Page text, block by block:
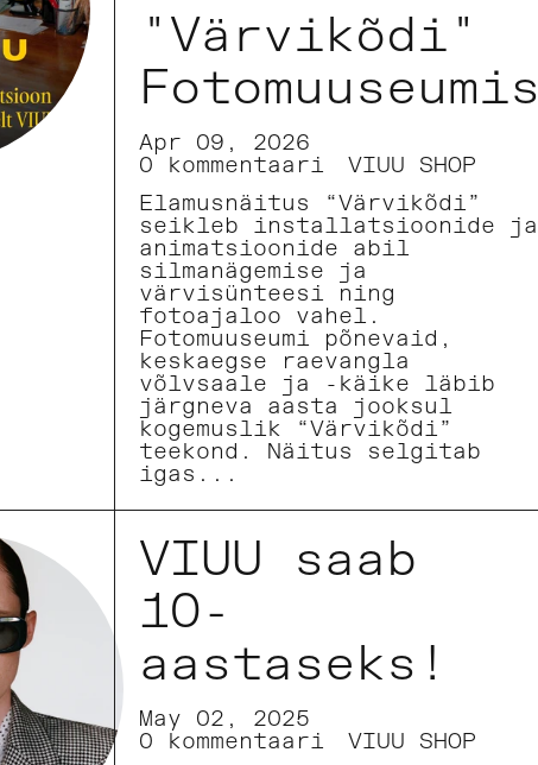
"Värvikõdi"
Fotomuuseumis
Apr 09, 2026
0 kommentaari
VIUU SHOP
Elamusnäitus “Värvikõdi”
seikleb installatsioonide ja
animatsioonide abil
silmanägemise ja
värvisünteesi ning
fotoajaloo vahel.
Fotomuuseumi põnevaid,
keskaegse raevangla
võlvsaale ja -käike läbib
järgneva aasta jooksul
kogemuslik “Värvikõdi”
teekond. Näitus selgitab
igas...
VIUU saab
10-
aastaseks!
May 02, 2025
0 kommentaari
VIUU SHOP